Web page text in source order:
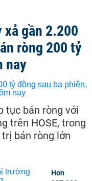
gần 2.200
ròng 200 tỷ
nay
tục bán ròng với
trên HOSE, trong
bán ròng lớn
Hơn